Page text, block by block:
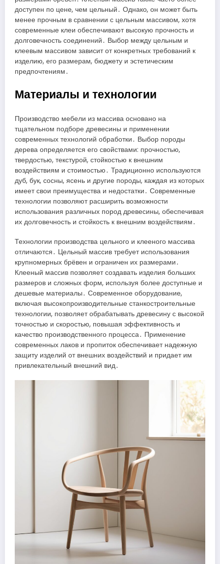
доступен по цене, чем цельный․ Однако, он может быть
менее прочным в сравнении с цельным массивом, хотя
современные клеи обеспечивают высокую прочность и
долговечность соединений․ Выбор между цельным и
клеевым массивом зависит от конкретных требований к
изделию, его размерам, бюджету и эстетическим
предпочтениям․
Материалы и технологии
Производство мебели из массива основано на
тщательном подборе древесины и применении
современных технологий обработки․ Выбор породы
дерева определяется его свойствами: прочностью,
твердостью, текстурой, стойкостью к внешним
воздействиям и стоимостью․ Традиционно используются
дуб, бук, сосны, ясень и другие породы, каждая из которых
имеет свои преимущества и недостатки․ Современные
технологии позволяют расширить возможности
использования различных пород древесины, обеспечивая
их долговечность и стойкость к внешним воздействиям․
Технологии производства цельного и клееного массива
отличаются․ Цельный массив требует использования
крупномерных брёвен и ограничен их размерами․
Клееный массив позволяет создавать изделия больших
размеров и сложных форм, используя более доступные и
дешевые материалы․ Современное оборудование,
включая высокопроизводительные станкостроительные
технологии, позволяет обрабатывать древесину с высокой
точностью и скоростью, повышая эффективность и
качество производственного процесса․ Применение
современных лаков и пропиток обеспечивает надежную
защиту изделий от внешних воздействий и придает им
привлекательный внешний вид․